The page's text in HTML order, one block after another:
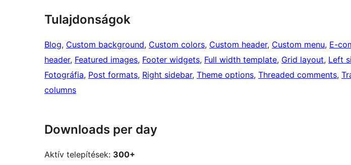
Tulajdonságok
Blog, Custom background, Custom colors, Custom header, Custom menu, E-
header, Featured images, Footer widgets, Full width template, Grid layout, Left
Fotográfia, Post formats, Right sidebar, Theme options, Threaded comments,
columns
Downloads per day
Aktív telepítések: 300+